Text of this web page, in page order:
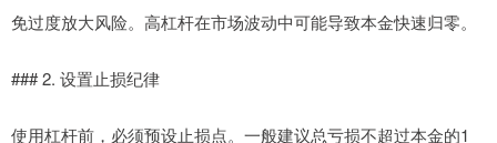
免过度放大风险。高杠杆在市场波动中可能导致本金快速归零。
### 2. 设置止损纪律
使用杠杆前，必须预设止损点。一般建议总亏损不超过本金的1